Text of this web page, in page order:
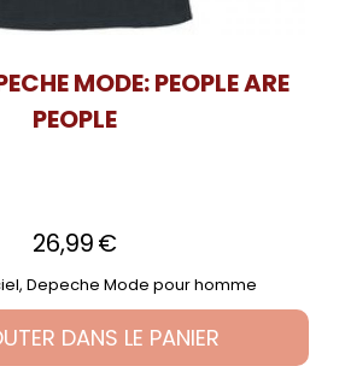
MODE: PEOPLE ARE
PEOPLE
26,99€
Depeche Mode pour homme
DANS LE PANIER